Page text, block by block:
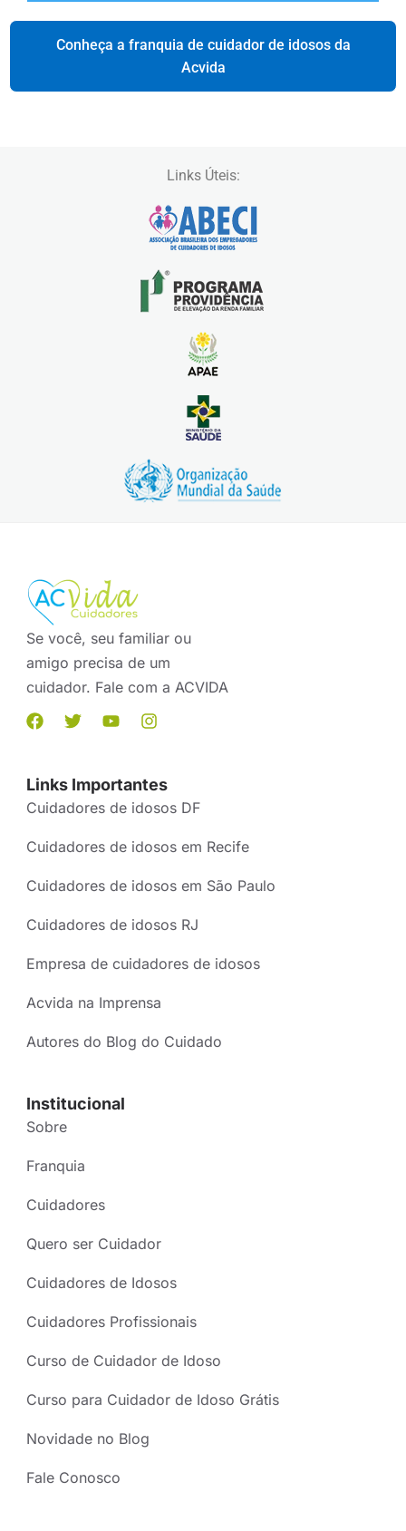
Conheça a franquia de cuidador de idosos da
Acvida
Links Úteis:
Se você, seu familiar ou
amigo precisa de um
cuidador. Fale com a ACVIDA
Links Importantes
Cuidadores de idosos DF
Cuidadores de idosos em Recife
Cuidadores de idosos em São Paulo
Cuidadores de idosos RJ
Empresa de cuidadores de idosos
Acvida na Imprensa
Autores do Blog do Cuidado
Institucional
Sobre
Franquia
Cuidadores
Quero ser Cuidador
Cuidadores de Idosos
Cuidadores Profissionais
Curso de Cuidador de Idoso
Curso para Cuidador de Idoso Grátis
Novidade no Blog
Fale Conosco